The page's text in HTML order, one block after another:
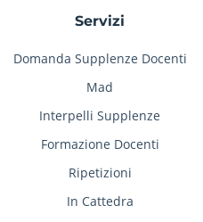
Servizi
Domanda Supplenze Docenti
Mad
Interpelli Supplenze
Formazione Docenti
Ripetizioni
In Cattedra